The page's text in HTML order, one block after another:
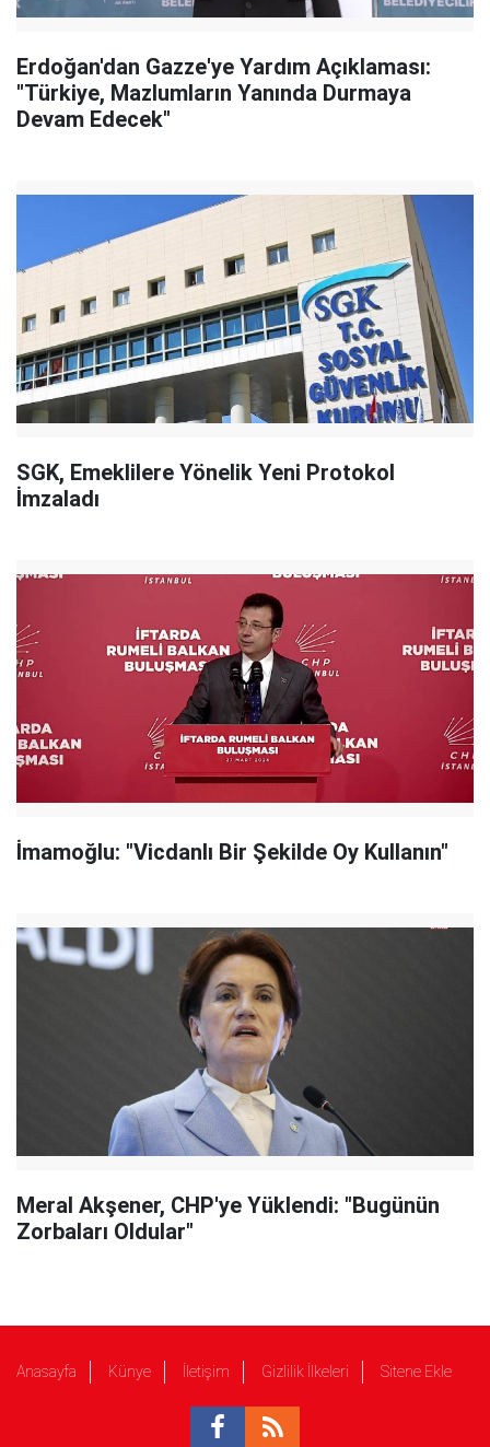
Erdoğan'dan Gazze'ye Yardım Açıklaması:
"Türkiye, Mazlumların Yanında Durmaya
Devam Edecek"
SGK, Emeklilere Yönelik Yeni Protokol
İmzaladı
İmamoğlu: "Vicdanlı Bir Şekilde Oy Kullanın"
Meral Akşener, CHP'ye Yüklendi: "Bugünün
Zorbaları Oldular"
Anasayfa Künye İletişim Gizlilik İlkeleri Sitene Ekle